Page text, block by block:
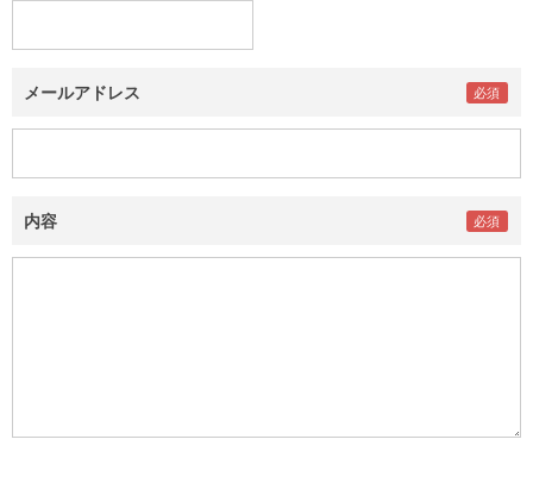
メールアドレス
内容